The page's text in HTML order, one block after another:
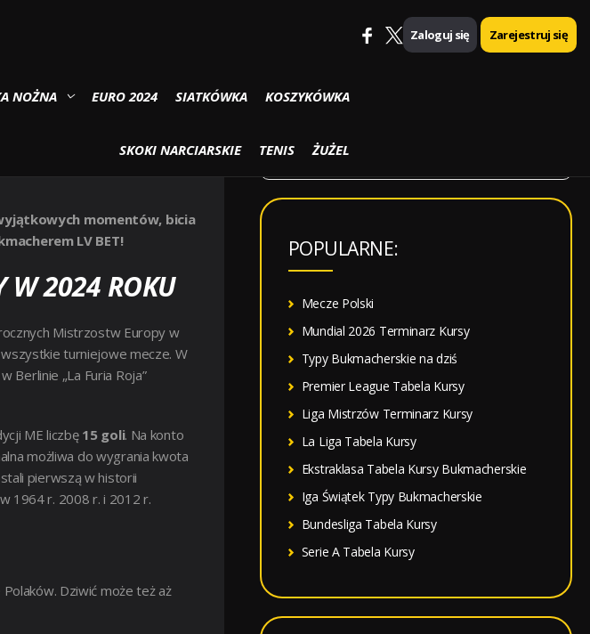
NOŻNA EURO 2024 SIATKÓWKA KOSZYKÓWKA
SKOKI NARCIARSKIE TENIS ŻUŻEL
Zaloguj się Zarejestruj się
momentów, bicia
LV BET!
W 2024 ROKU
Mistrzostw Europy w
wszystkie turniejowe mecze. W
Berlinie „La Furia Roja”
ME liczbę 15 goli. Na konto
możliwa do wygrania kwota
pierwszą w historii
1964 r. 2008 r. i 2012 r.
Dziwić może też aż
SZUKAJ
k
POPULARNE:
Mecze Polski
Mundial 2026 Terminarz Kursy
Typy Bukmacherskie na dziś
Premier League Tabela Kursy
Liga Mistrzów Terminarz Kursy
La Liga Tabela Kursy
Ekstraklasa Tabela Kursy Bukmacherskie
Iga Świątek Typy Bukmacherskie
Bundesliga Tabela Kursy
Serie A Tabela Kursy